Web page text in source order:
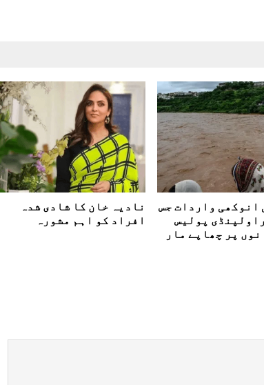
انوکھی واردات جس
پولیس
پر چھاپے مار
نادیہ خان کا شادی شدہ
افراد کو اہم مشورہ